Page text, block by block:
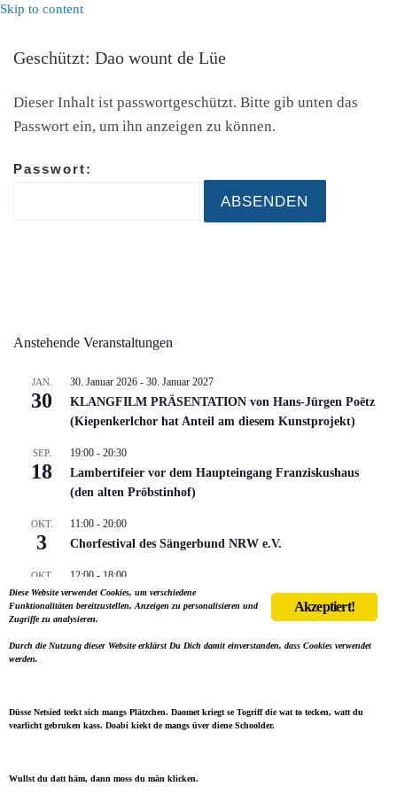
Skip to content
Geschützt: Dao wount de Lüe
Dieser Inhalt ist passwortgeschützt. Bitte gib unten das
Passwort ein, um ihn anzeigen zu können.
Passwort:
Anstehende Veranstaltungen
JAN.
30
30. Januar 2026 - 30. Januar 2027
KLANGFILM PRÄSENTATION von Hans-Jürgen Poëtz
(Kiepenkerlchor hat Anteil am diesem Kunstprojekt)
SEP.
18
19:00 - 20:30
Lambertifeier vor dem Haupteingang Franziskushaus
(den alten Pröbstinhof)
OKT.
3
11:00 - 20:00
Chorfestival des Sängerbund NRW e.V.
OKT.
18
12:00 - 18:00
Kiepenkerlsonntag in Stadtlohn
NOV.
8
15:00-
Auftritt im Herbst in Lotte- Widum
Akzeptiert!
Diese Website verwendet Cookies, um verschiedene
Funktionalitäten bereitzustellen, Anzeigen zu personalisieren und
Zugriffe zu analysieren.
Durch die Nutzung dieser Website erklärst Du Dich damit einverstanden, dass Cookies verwendet
werden.
Düsse Netsied teekt sich mangs Plätzchen. Daomet kriegt se Togriff die wat to tecken, watt du
vearlicht gebruken kass. Doabi kiekt de mangs üver diene Schoolder.
Wullst du datt häm, dann moss du män klicken.